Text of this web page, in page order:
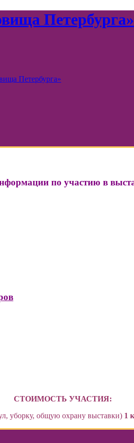
Петербурга»
по участию в
СТОИМОСТЬ УЧАСТИЯ:
уборку, общую охрану выставки) 1